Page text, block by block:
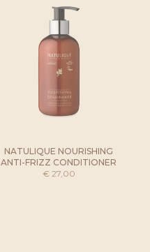
NATULIQUE NOURISHING
ANTI-FRIZZ CONDITIONER
€ 27,00